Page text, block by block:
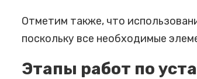
Отметим также, что
поскольку все необходимые
Этапы работ по